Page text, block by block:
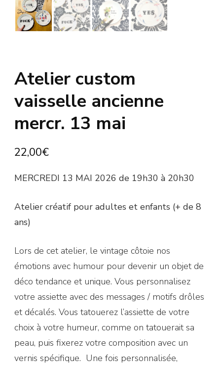
Atelier custom
vaisselle ancienne
mercr. 13 mai
22,00€
MERCREDI 13 MAI 2026 de 19h30 à 20h30
Atelier créatif pour adultes et enfants (+ de 8
ans)
Lors de cet atelier, le vintage côtoie nos
émotions avec humour pour devenir un objet de
déco tendance et unique. Vous personnalisez
votre assiette avec des messages / motifs drôles
et décalés. Vous tatouerez l’assiette de votre
choix à votre humeur, comme on tatouerait sa
peau, puis fixerez votre composition avec un
vernis spécifique. Une fois personnalisée,